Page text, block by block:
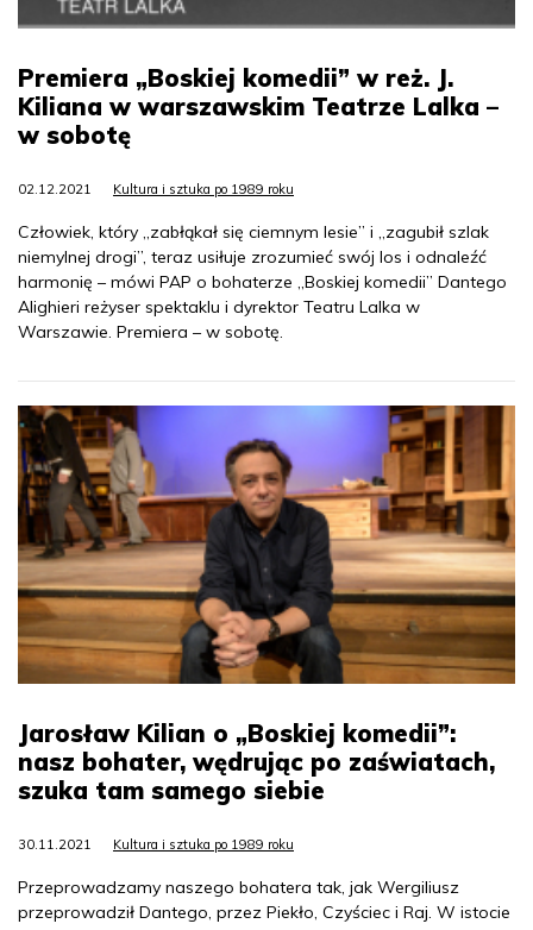
Premiera „Boskiej komedii” w reż. J.
Kiliana w warszawskim Teatrze Lalka –
w sobotę
02.12.2021 Kultura i sztuka po 1989 roku
Człowiek, który „zabłąkał się ciemnym lesie” i „zagubił szlak
niemylnej drogi”, teraz usiłuje zrozumieć swój los i odnaleźć
harmonię – mówi PAP o bohaterze „Boskiej komedii” Dantego
Alighieri reżyser spektaklu i dyrektor Teatru Lalka w
Warszawie. Premiera – w sobotę.
Jarosław Kilian o „Boskiej komedii”:
nasz bohater, wędrując po zaświatach,
szuka tam samego siebie
30.11.2021 Kultura i sztuka po 1989 roku
Przeprowadzamy naszego bohatera tak, jak Wergiliusz
przeprowadził Dantego, przez Piekło, Czyściec i Raj. W istocie